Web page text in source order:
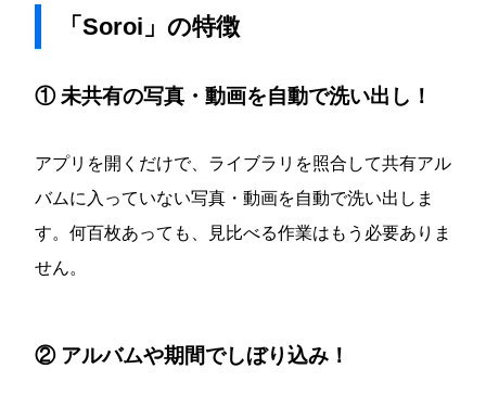
「Soroi」の特徴
① 未共有の写真・動画を自動で洗い出し！
アプリを開くだけで、ライブラリを照合して共有アル
バムに入っていない写真・動画を自動で洗い出しま
す。何百枚あっても、見比べる作業はもう必要ありま
せん。
② アルバムや期間でしぼり込み！